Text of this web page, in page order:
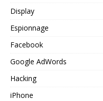
Display
Espionnage
Facebook
Google AdWords
Hacking
iPhone